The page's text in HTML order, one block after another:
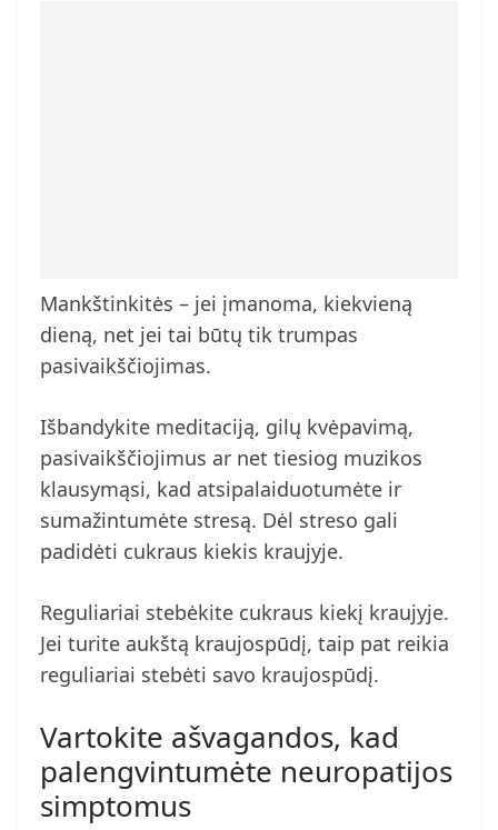
Mankštinkitės – jei įmanoma, kiekvieną
dieną, net jei tai būtų tik trumpas
pasivaikščiojimas.
Išbandykite meditaciją, gilų kvėpavimą,
pasivaikščiojimus ar net tiesiog muzikos
klausymąsi, kad atsipalaiduotumėte ir
sumažintumėte stresą. Dėl streso gali
padidėti cukraus kiekis kraujyje.
Reguliariai stebėkite cukraus kiekį kraujyje.
Jei turite aukštą kraujospūdį, taip pat reikia
reguliariai stebėti savo kraujospūdį.
Vartokite ašvagandos, kad
palengvintumėte neuropatijos
simptomus